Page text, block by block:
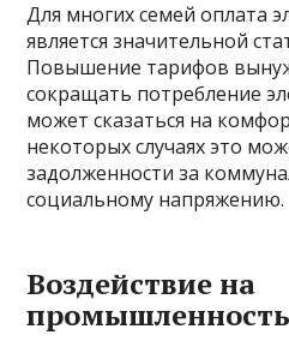
Для многих семей оплата
является значительной
Повышение тарифов
сокращать потребление
может сказаться на
некоторых случаях это
задолженности за
социальному напряжению.
Воздействие на
промышленность